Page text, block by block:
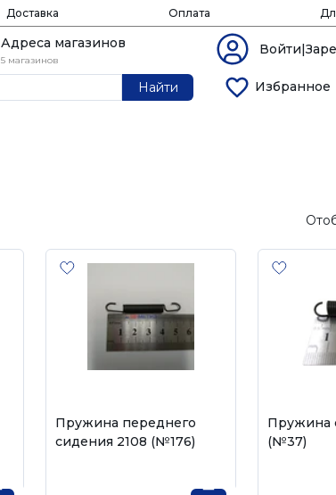
Доставка Оплата
Адреса магазинов
5 магазинов
Найти Избранное
Пружина переднего
сидения 2108 (№176)
Пружина
(№37)